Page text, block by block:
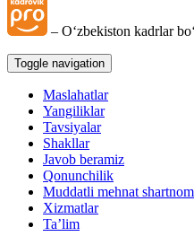
– Oʻzbekiston kadrlar
Toggle navigation
Maslahatlar
Yangiliklar
Tavsiyalar
Shakllar
Javob beramiz
Qonunchilik
Muddatli mehnat
Xizmatlar
Ta’lim